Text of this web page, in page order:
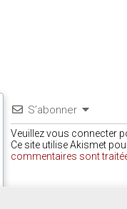
S’abonner
Veuillez vous connecter
Ce site utilise Akismet
commentaires sont